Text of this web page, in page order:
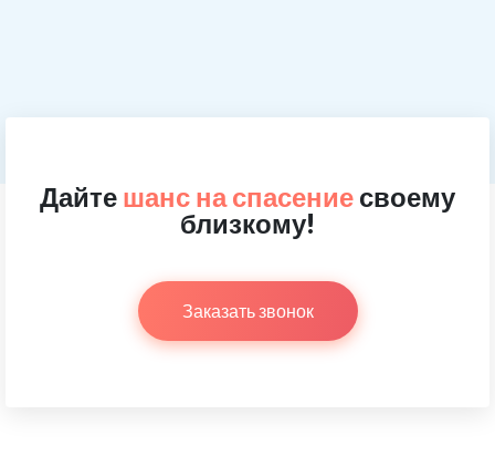
Дайте шанс на спасение своему
близкому!
Заказать звонок